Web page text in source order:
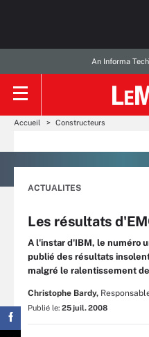
An Informa
Accueil Constructeurs
ACTUALITES
Les résultats
A l'instar d'IBM, le numéro
publié des résultats
malgré le ralentissement
Christophe Bardy,
Publié le: 25 juil. 2008